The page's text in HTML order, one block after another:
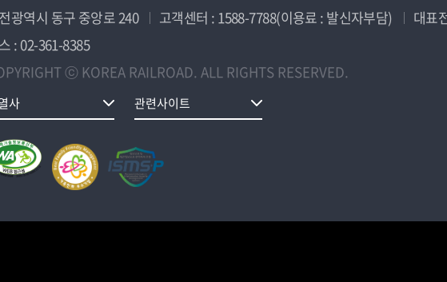
광역시 동구 중앙로 240
고객센터 : 1588-7788(이용료 : 발신자부담)
대표
: 02-361-8385
ⓒ KOREA RAILROAD. ALL RIGHTS RESERVED.
사 관련사이트